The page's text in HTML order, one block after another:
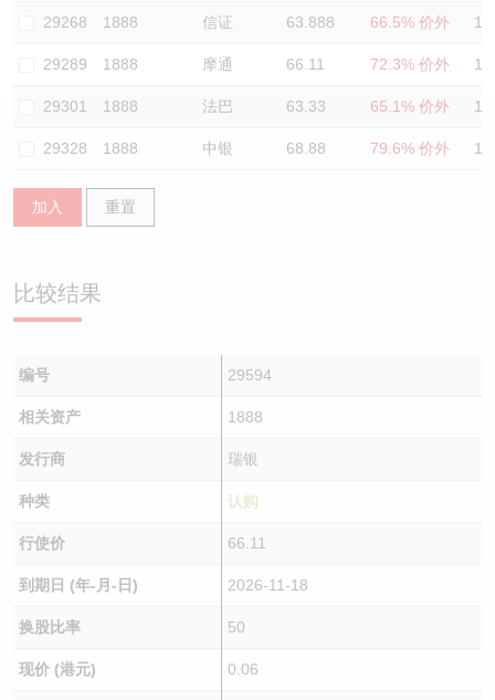
29268 1888 信证 63.888 66.5% 价外
29289 1888 摩通 66.11 72.3% 价外
29301 1888 法巴 63.33 65.1% 价外
29328 1888 中银 68.88 79.6% 价外
加入 重置
比较结果
编号 29594
相关资产 1888
发行商 瑞银
种类 认购
行使价 66.11
到期日 (年-月-日) 2026-11-18
换股比率 50
现价 (港元) 0.06
认股证/牛熊证日志
认股证文件及公告
牛熊证到期结算价查找
牛熊证分析仪
牛熊证文件及公告
牛熊证文件及公告 (瑞信)
中资ETFs溢价比较
AH 股价对照
ADR
收市竞价变化